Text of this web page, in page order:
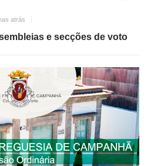
atrás
e secções de voto